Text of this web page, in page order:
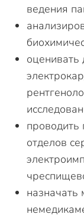
ведения
оценивать
проводить
отделов
назначать